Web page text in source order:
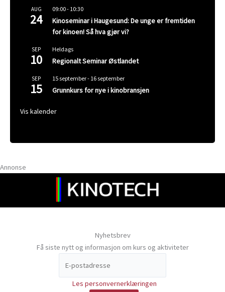
AUG
24
09:00- 10:30
Kinoseminar i Haugesund: De unge er fremtiden
for kinoen! Så hva gjør vi?
SEP
10
Heldags
Regionalt Seminar Østlandet
SEP
15
15 september- 16 september
Grunnkurs for nye i kinobransjen
Vis kalender
Annonse
Nyhetsbrev
Få siste nytt og informasjon om kurs og aktiviteter
Les personvernerklæringen